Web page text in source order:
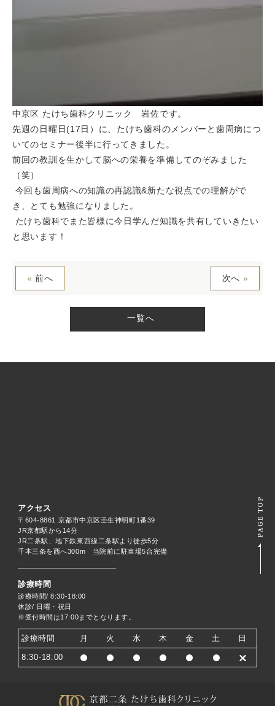
中京区 たけち歯科クリニック 岩佐です。
先週の日曜日(17日）に、たけち歯科のメンバーと歯周病につ
いてのセミナー後半に行ってきました。
前回の教訓を生かして脳への栄養を準備してのぞみました
（笑）
今回も歯周病への知識の再認識&新たな視点での理解がで
き、とても勉強になりました。
たけち歯科でまた皆様に今日学んだ知識を共有していきたい
と思います！
« 前へ 次へ »
一覧へ
アクセス
〒604-8861 京都市中京区壬生神明町1番39
JR京都駅から14分
JR二条駅、地下鉄東西線二条駅より徒歩5分
千本三条を西へ300m 当院前に駐車場5台完備
診療時間
診療時間/ 8:30-18:00
休診/ 日曜・祝日
※受付時間は17:00までとなります。
診療時間 月 火 水 木 金 土 日
8:30-18:00